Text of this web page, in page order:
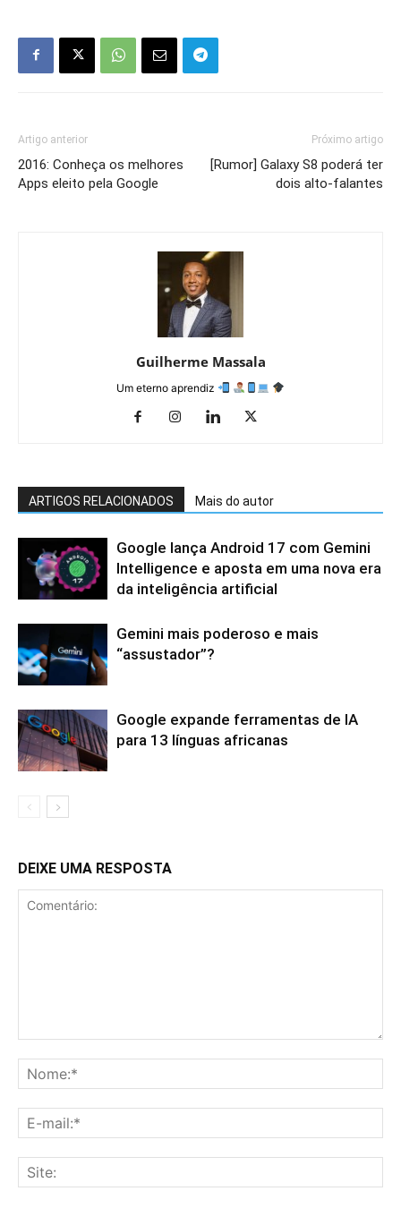
Artigo anterior
2016: Conheça os melhores
Apps eleito pela Google
Próximo artigo
[Rumor] Galaxy S8 poderá ter
dois alto-falantes
Guilherme Massala
Um eterno aprendiz
ARTIGOS RELACIONADOS Mais do autor
Google lança Android 17 com Gemini
Intelligence e aposta em uma nova era
da inteligência artificial
Gemini mais poderoso e mais
“assustador”?
Google expande ferramentas de IA
para 13 línguas africanas
DEIXE UMA RESPOSTA